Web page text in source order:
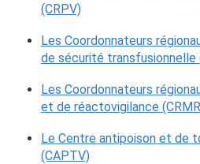
(CRPV)
Les Coordonnateurs
de sécurité transfusionnelle
Les Coordonnateurs
et de réactovigilance
Le Centre antipoison et de
(CAPTV)